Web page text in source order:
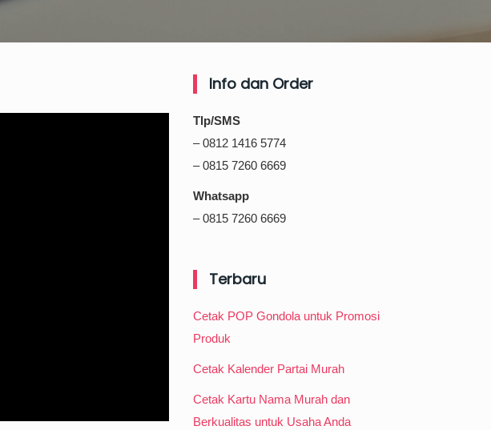
Info dan Order
Tlp/SMS
– 0812 1416 5774
– 0815 7260 6669
Whatsapp
– 0815 7260 6669
Terbaru
Cetak POP Gondola untuk Promosi
Produk
Cetak Kalender Partai Murah
Cetak Kartu Nama Murah dan
Berkualitas untuk Usaha Anda